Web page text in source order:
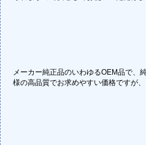
メーカー純正品のいわゆるOEM品で、
様の高品質でお求めやすい価格ですが